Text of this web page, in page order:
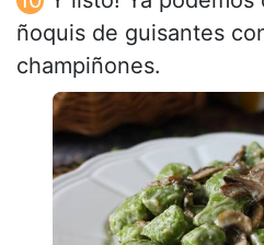
ñoquis de guisantes
champiñones.